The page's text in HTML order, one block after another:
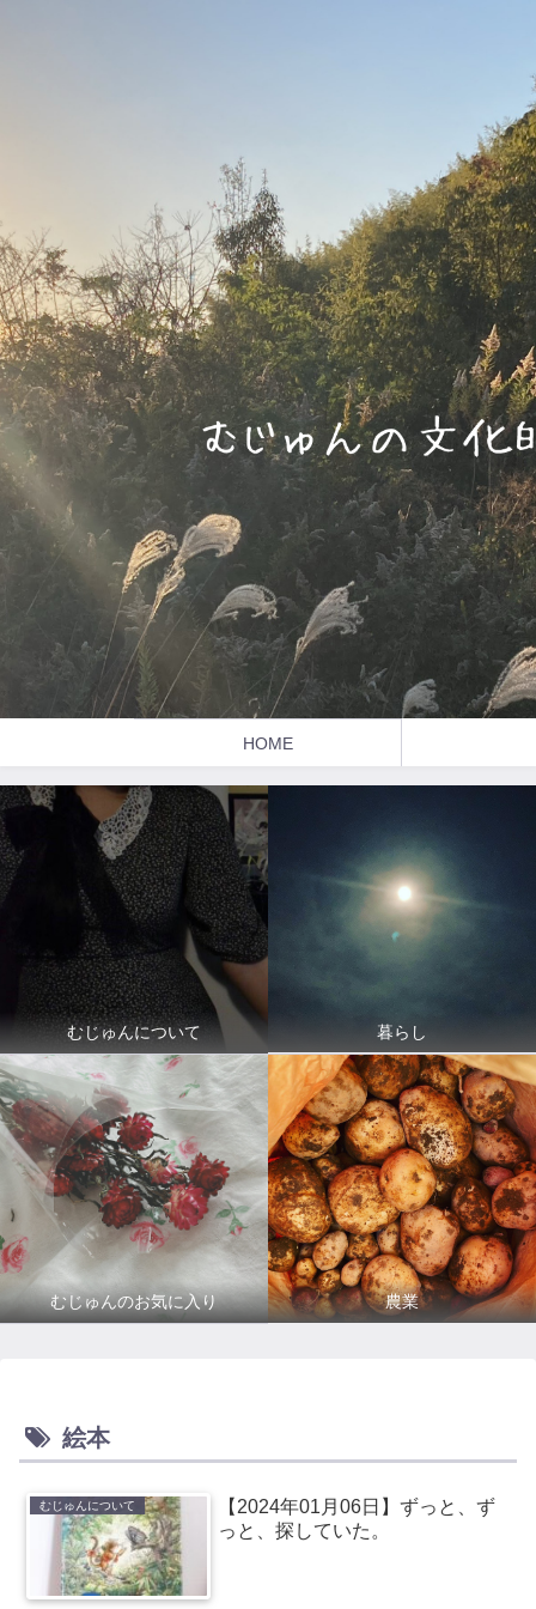
HOME
むじゅんについて 暮らし
むじゅんのお気に入り 農業
絵本
むじゅんについて
【2024年01月06日】ずっと、ず
っと、探していた。